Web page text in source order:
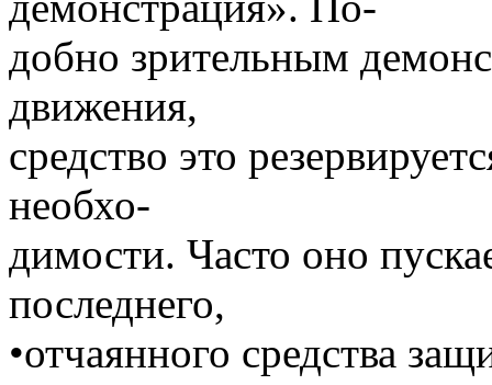
добно зрительным
движения,
средство это
необхо-
димости. Часто оно
последнего,
•отчаянного средства